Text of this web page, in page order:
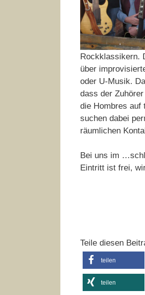
Rockklassikern.
über
oder U-Musik.
dass der
die Hombres auf
suchen dabei
räumlichen
Bei uns im
Eintritt ist frei,
Teile diesen
teilen
teilen